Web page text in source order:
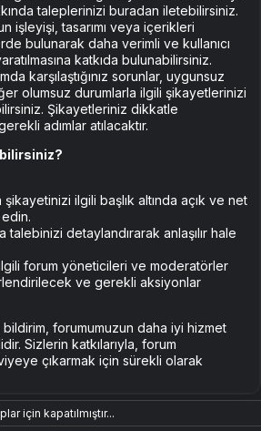
taleplerinizi buradan iletebilirsiniz.
işleyişi, tasarımı veya içerikleri
bulunarak daha verimli ve kullanıcı
katkıda bulunabilirsiniz.
karşılaştığınız sorunlar, uygunsuz
olumsuz durumlarla ilgili şikayetlerinizi
Şikayetleriniz dikkatle
adımlar atılacaktır.
ilgili başlık altında açık ve net
talebinizi detaylandırarak anlaşılır hale
forum yöneticileri ve moderatörler
ve gerekli aksiyonlar
forumumuzun daha iyi hizmet
Sizlerin katkılarıyla, forum
çıkarmak için sürekli olarak
için kapatılmıştır...